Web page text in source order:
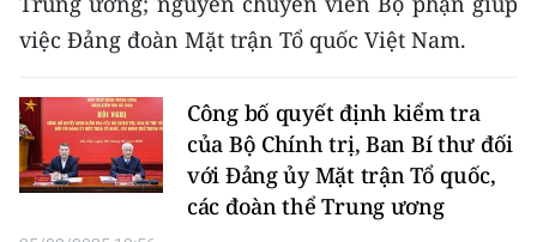
CHUYÊN ĐỀ
CÁC CHUYÊN TRANG
VỀ BÁO NHÂN DÂN
việc Đảng đoàn Mặt trận Tổ quốc Việt Nam.
Công bố quyết định kiểm tra
của Bộ Chính trị, Ban Bí thư đối
với Đảng ủy Mặt trận Tổ quốc,
các đoàn thể Trung ương